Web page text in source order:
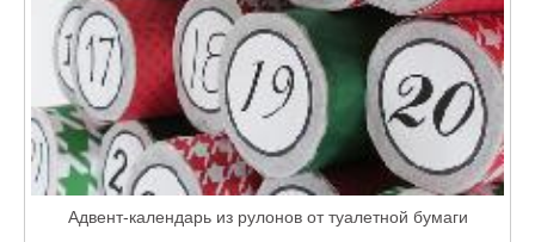
Адвент-календарь из рулонов от туалетной бумаги